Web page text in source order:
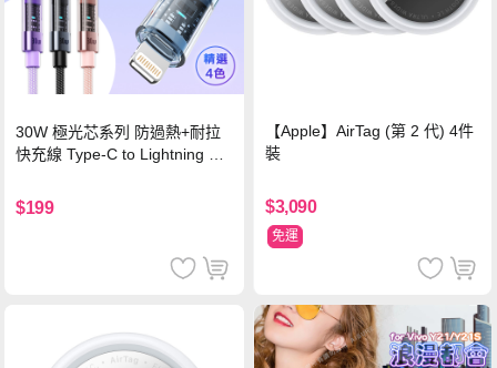
30W 極光芯系列 防過熱+耐拉
快充線 Type-C to Lightning 傳
$199
【Apple】AirTag (第 2 代) 4件
裝
$3,090
免運